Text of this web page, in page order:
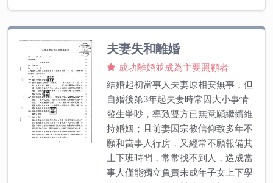
夫妻失和離婚
成功離婚並成為主要照顧者
結婚起初當事人夫妻原相安無事，但
自婚後第3年起夫妻時常因大小事情
發生爭吵，導致雙方已無意願繼續維
持婚姻；且前妻因宗教信仰致多年不
願和當事人行房，又經常不願報備其
上下班時間，常常找不到人，造成當
事人僅能獨立負責未成年子女上下學